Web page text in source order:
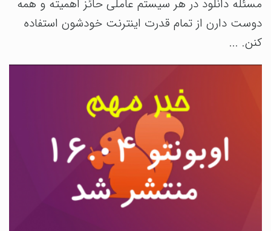
مسئله دانلود در هر سیستم عاملی حائز اهمیته و همه
دوست دارن از تمام قدرت اینترنت خودشون استفاده
کنن. ...